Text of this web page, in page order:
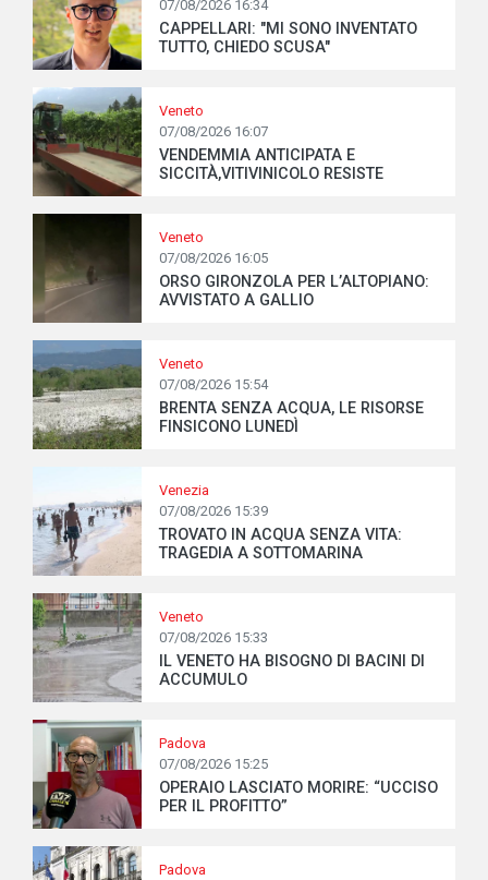
07/08/2026 16:34
CAPPELLARI: "MI SONO INVENTATO
TUTTO, CHIEDO SCUSA"
Veneto
07/08/2026 16:07
VENDEMMIA ANTICIPATA E
SICCITÀ,VITIVINICOLO RESISTE
Veneto
07/08/2026 16:05
ORSO GIRONZOLA PER L’ALTOPIANO:
AVVISTATO A GALLIO
Veneto
07/08/2026 15:54
BRENTA SENZA ACQUA, LE RISORSE
FINSICONO LUNEDÌ
Venezia
07/08/2026 15:39
TROVATO IN ACQUA SENZA VITA:
TRAGEDIA A SOTTOMARINA
Veneto
07/08/2026 15:33
IL VENETO HA BISOGNO DI BACINI DI
ACCUMULO
Padova
07/08/2026 15:25
OPERAIO LASCIATO MORIRE: “UCCISO
PER IL PROFITTO”
Padova